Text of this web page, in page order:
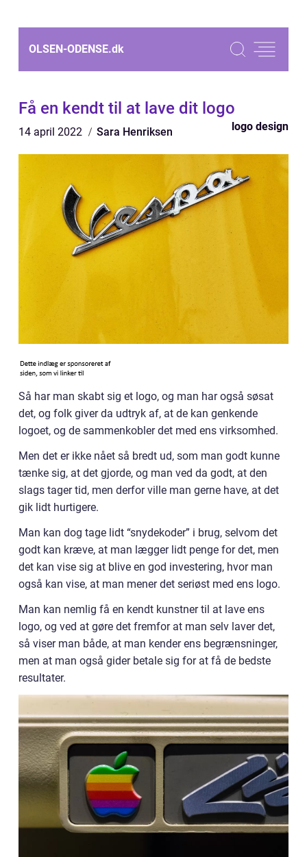
OLSEN-ODENSE.dk
Få en kendt til at lave dit logo
14 april 2022 Sara Henriksen logo design
Så har man skabt sig et logo, og man har også søsat
det, og folk giver da udtryk af, at de kan genkende
logoet, og de sammenkobler det med ens virksomhed.
Men det er ikke nået så bredt ud, som man godt kunne
tænke sig, at det gjorde, og man ved da godt, at den
slags tager tid, men derfor ville man gerne have, at det
gik lidt hurtigere.
Man kan dog tage lidt “snydekoder” i brug, selvom det
godt kan kræve, at man lægger lidt penge for det, men
det kan vise sig at blive en god investering, hvor man
også kan vise, at man mener det seriøst med ens logo.
Man kan nemlig få en kendt kunstner til at lave ens
logo, og ved at gøre det fremfor at man selv laver det,
så viser man både, at man kender ens begrænsninger,
men at man også gider betale sig for at få de bedste
resultater.